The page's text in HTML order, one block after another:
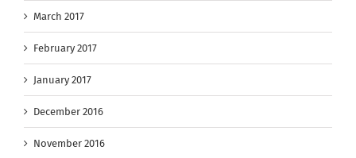
March 2017
February 2017
January 2017
December 2016
November 2016